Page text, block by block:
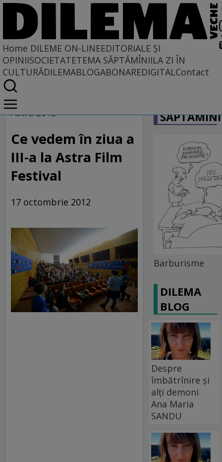
Home DILEME ON-LINEEDITORIALE ȘI
OPINIISOCIETATETEMA SĂPTĂMÎNIILA ZI ÎN
CULTURĂDILEMABLOGABONAREDIGITALContact
Home
Dileme on-line
Astra 2012
Ce vedem în ziua a
III-a la Astra Film
Festival
17 octombrie 2012
Barburisme
DILEMA
BLOG
Despre
îmbătrînire și
alți demoni
Ana Maria
SANDU